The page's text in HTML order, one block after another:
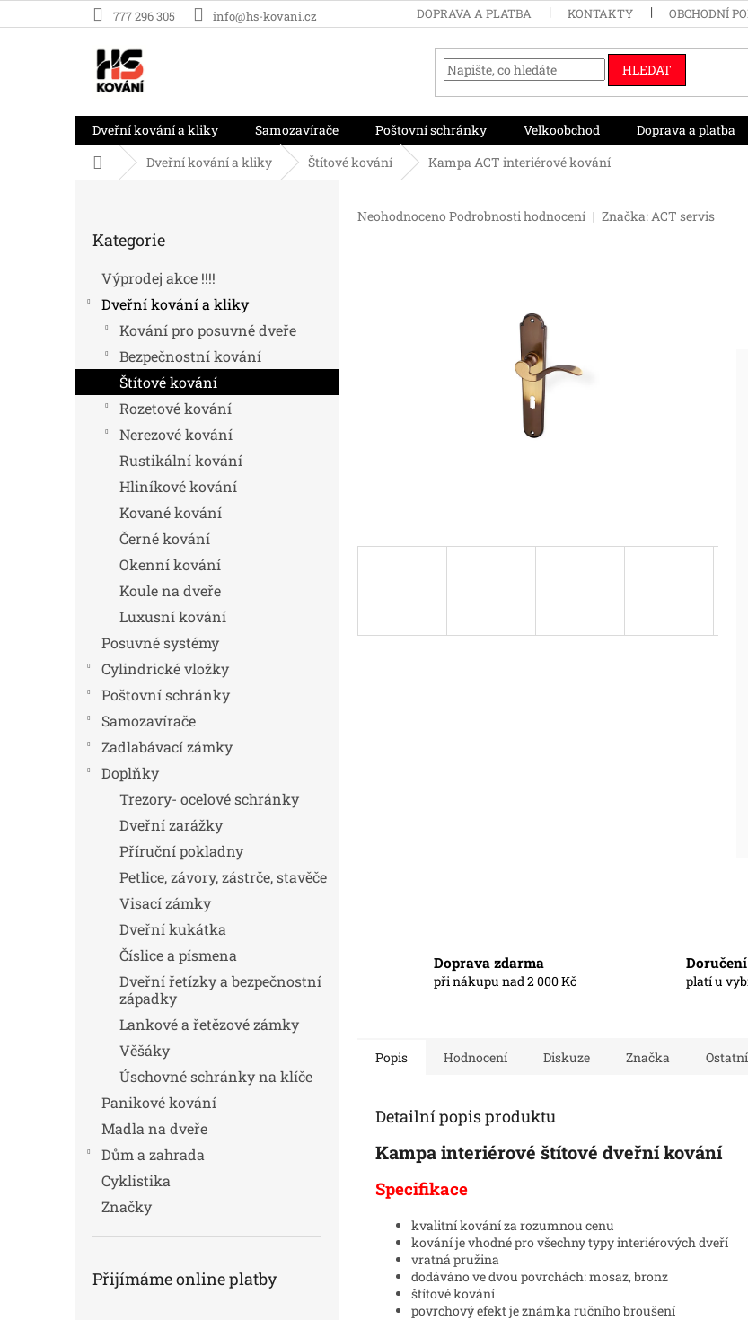
na
777 296 305 info@hs-kovani.cz DOPRAVA A PLATBA KONTAKTY OBCHODNÍ
HLEDAT
Dveřní kování a kliky Samozavírače Poštovní schránky Velkoobchod Doprava a platba
Domů Dveřní kování a kliky Štítové kování Kampa ACT interiérové kování
p
kategorie
Kategorie
Výprodej akce !!!!
Dveřní kování a kliky
Kování pro posuvné dveře
Bezpečnostní kování
Štítové kování
Rozetové kování
Nerezové kování
Rustikální kování
Hliníkové kování
Kované kování
Černé kování
Okenní kování
Koule na dveře
Luxusní kování
Posuvné systémy
Cylindrické vložky
Poštovní schránky
Samozavírače
Zadlabávací zámky
Doplňky
Trezory- ocelové schránky
Dveřní zarážky
Příruční pokladny
Petlice, závory, zástrče, stavěče
Visací zámky
Dveřní kukátka
Číslice a písmena
Dveřní řetízky a bezpečnostní
západky
Lankové a řetězové zámky
Věšáky
Úschovné schránky na klíče
Panikové kování
Madla na dveře
Dům a zahrada
Cyklistika
Značky
Přijímáme online platby
Průměrné
Neohodnoceno Podrobnosti hodnocení Značka:ACT servis
Doprava zdarma
při nákupu nad 2 000 Kč platí u
Popis Hodnocení Diskuze Značka
Detailní popis produktu
Kampa interiérové štítové dveřní kování
Specifikace
kvalitní kování za rozumnou cenu
kování je vhodné pro všechny typy interiérových dveří
vratná pružina
dodáváno ve dvou povrchách: mosaz, bronz
štítové kování
povrchový efekt je známka ručního broušení